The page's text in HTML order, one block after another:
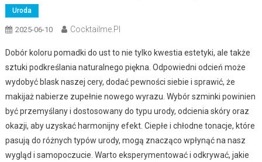
Uroda
2025-06-10 Cocktailme.pl
Dobór koloru pomadki do ust to nie tylko kwestia estetyki, ale także
sztuki podkreślania naturalnego piękna. Odpowiedni odcień może
wydobyć blask naszej cery, dodać pewności siebie i sprawić, że
makijaż nabierze zupełnie nowego wyrazu. Wybór szminki powinien
być przemyślany i dostosowany do typu urody, odcienia skóry oraz
okazji, aby uzyskać harmonijny efekt. Ciepłe i chłodne tonacje, które
pasują do różnych typów urody, mogą znacząco wpłynąć na nasz
wygląd i samopoczucie. Warto eksperymentować i odkrywać, jakie